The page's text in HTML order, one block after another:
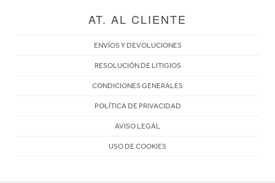
AT. AL CLIENTE
ENVÍOS Y DEVOLUCIONES
RESOLUCIÓN DE LITIGIOS
CONDICIONES GENERALES
POLÍTICA DE PRIVACIDAD
AVISO LEGAL
USO DE COOKIES